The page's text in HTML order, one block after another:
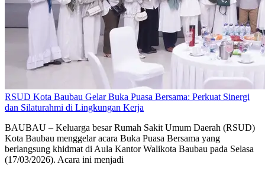
RSUD Kota Baubau Gelar Buka Puasa Bersama: Perkuat Sinergi
dan Silaturahmi di Lingkungan Kerja
BAUBAU – Keluarga besar Rumah Sakit Umum Daerah (RSUD)
Kota Baubau menggelar acara Buka Puasa Bersama yang
berlangsung khidmat di Aula Kantor Walikota Baubau pada Selasa
(17/03/2026). Acara ini menjadi